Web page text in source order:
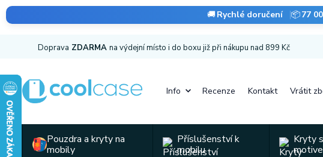
🚚Rychlé doručení 📦77
Doprava ZDARMA na výdejní místo i do boxu již při nákupu nad 899 Kč
Info Recenze Kontakt Vrátit
Pouzdra a kryty na
mobily
Příslušenství k
mobilu
Kryty